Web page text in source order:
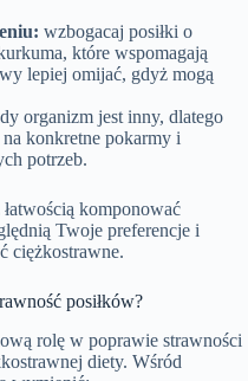
wzbogacaj posiłki o
które wspomagają
lepiej omijać, gdyż mogą
organizm jest inny, dlatego
konkretne pokarmy i
potrzeb.
komponować
Twoje preferencje i
ciężkostrawne.
posiłków?
rolę w poprawie strawności
diety. Wśród